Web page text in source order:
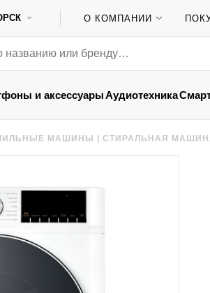
О КОМПАНИИ
и аксессуарыАудиотехника
МАШИНЫ |СТИРАЛЬНАЯ МАШИНА